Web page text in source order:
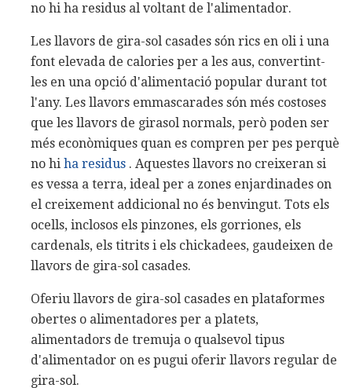
no hi ha residus al voltant de l'alimentador.
Les llavors de gira-sol casades són rics en oli i una
font elevada de calories per a les aus, convertint-
les en una opció d'alimentació popular durant tot
l'any. Les llavors emmascarades són més costoses
que les llavors de girasol normals, però poden ser
més econòmiques quan es compren per pes perquè
no hi ha residus . Aquestes llavors no creixeran si
es vessa a terra, ideal per a zones enjardinades on
el creixement addicional no és benvingut. Tots els
ocells, inclosos els pinzones, els gorriones, els
cardenals, els titrits i els chickadees, gaudeixen de
llavors de gira-sol casades.
Oferiu llavors de gira-sol casades en plataformes
obertes o alimentadores per a platets,
alimentadors de tremuja o qualsevol tipus
d'alimentador on es pugui oferir llavors regular de
gira-sol.